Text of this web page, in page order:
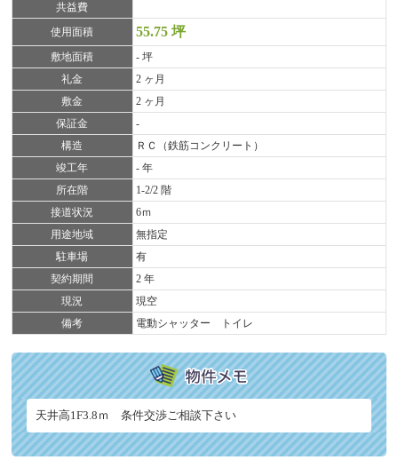
共益費
使用面積
55.75 坪
敷地面積
- 坪
礼金
2 ヶ月
敷金
2 ヶ月
保証金
-
構造
ＲＣ（鉄筋コンクリート）
竣工年
- 年
所在階
1-2/2 階
接道状況
6ｍ
用途地域
無指定
駐車場
有
契約期間
2 年
現況
現空
備考
電動シャッター トイレ
天井高1F3.8ｍ 条件交渉ご相談下さい